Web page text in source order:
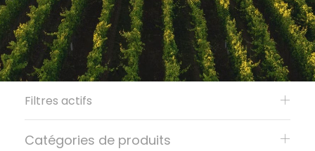
Filtres actifs
Catégories de produits